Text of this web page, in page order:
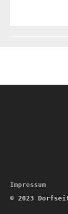
Impressum
© 2023